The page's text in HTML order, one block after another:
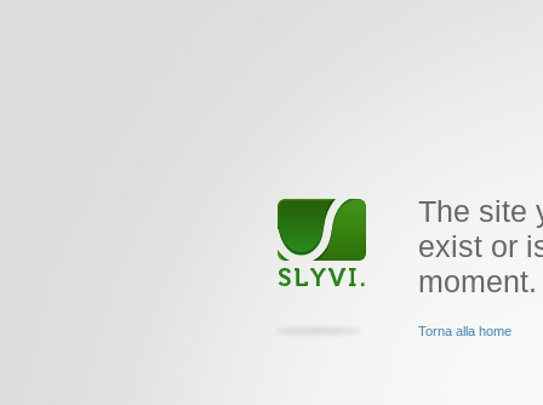
The site
exist or
moment.
Torna alla home